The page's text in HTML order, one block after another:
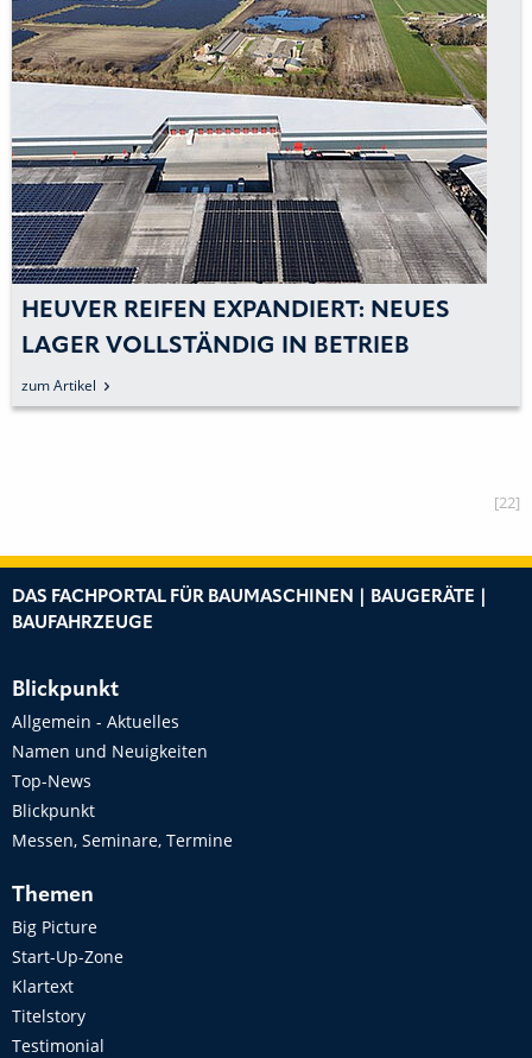
HEUVER REIFEN EXPANDIERT: NEUES
LAGER VOLLSTÄNDIG IN BETRIEB
zum Artikel
[22]
DAS FACHPORTAL FÜR BAUMASCHINEN | BAUGERÄTE |
BAUFAHRZEUGE
Blickpunkt
Allgemein - Aktuelles
Namen und Neuigkeiten
Top-News
Blickpunkt
Messen, Seminare, Termine
Themen
Big Picture
Start-Up-Zone
Klartext
Titelstory
Testimonial